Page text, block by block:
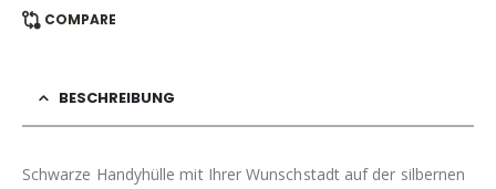
COMPARE
BESCHREIBUNG
Schwarze Handyhülle mit Ihrer Wunschstadt auf der silbernen